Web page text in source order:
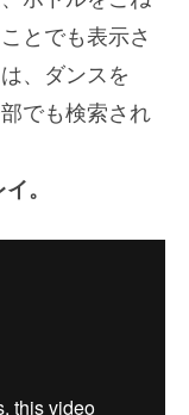
とでも表示さ
、ダンスを
でも検索され
。